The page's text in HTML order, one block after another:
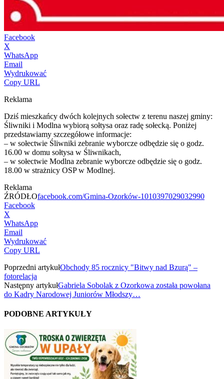
Facebook
X
WhatsApp
Email
Wydrukować
Copy URL
Reklama
Dziś mieszkańcy dwóch kolejnych sołectw z terenu naszej gminy:
Śliwniki i Modlna wybiorą sołtysa oraz radę sołecką. Poniżej
przedstawiamy szczegółowe informacje:
– w sołectwie Śliwniki zebranie wyborcze odbędzie się o godz.
16.00 w domu sołtysa w Śliwnikach,
– w sołectwie Modlna zebranie wyborcze odbędzie się o godz.
18.00 w strażnicy OSP w Modlnej.
Reklama
ŹRÓDŁOfacebook.com/Gmina-Ozorków-1010397029032990
Facebook
X
WhatsApp
Email
Wydrukować
Copy URL
Poprzedni artykułObchody 85 rocznicy "Bitwy nad Bzurą" –
fotorelacja
Następny artykułGabriela Sobolak z Ozorkowa została powołana
do Kadry Narodowej Juniorów Młodszy…
PODOBNE ARTYKUŁY